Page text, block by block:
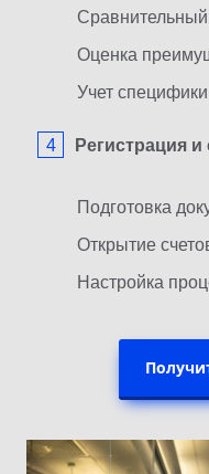
Оценка
Учет
Регистрация
Подготовка
Открытие
Настройка